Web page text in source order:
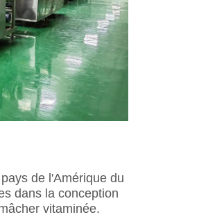
de l'Amérique du
dans la conception
vitaminée.